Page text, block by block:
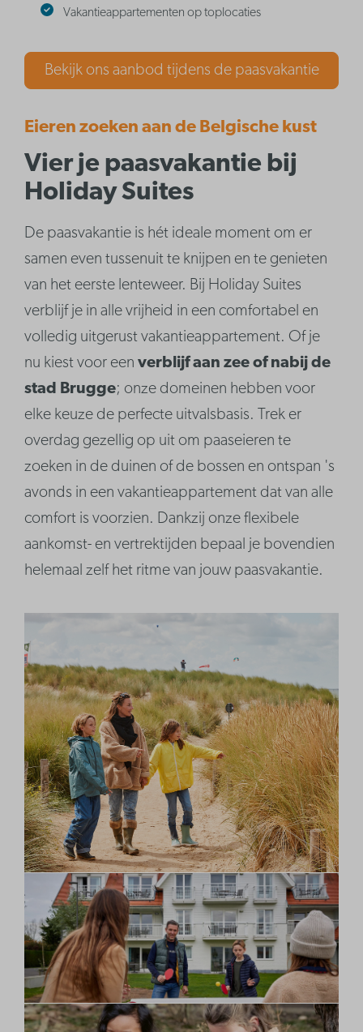
Vakantieappartementen op toplocaties
Bekijk ons aanbod tijdens de paasvakantie
Eieren zoeken aan de Belgische kust
Vier je paasvakantie bij
Holiday Suites
De paasvakantie is hét ideale moment om er
samen even tussenuit te knijpen en te genieten
van het eerste lenteweer. Bij Holiday Suites
verblijf je in alle vrijheid in een comfortabel en
volledig uitgerust vakantieappartement. Of je
nu kiest voor eenverblijf aan zee of nabij de
stad Brugge; onze domeinen hebben voor
elke keuze de perfecte uitvalsbasis. Trek er
overdag gezellig op uit om paaseieren te
zoeken in de duinen of de bossen en ontspan 's
avonds in een vakantieappartement dat van alle
comfort is voorzien. Dankzij onze flexibele
aankomst- en vertrektijden bepaal je bovendien
helemaal zelf het ritme van jouw paasvakantie.